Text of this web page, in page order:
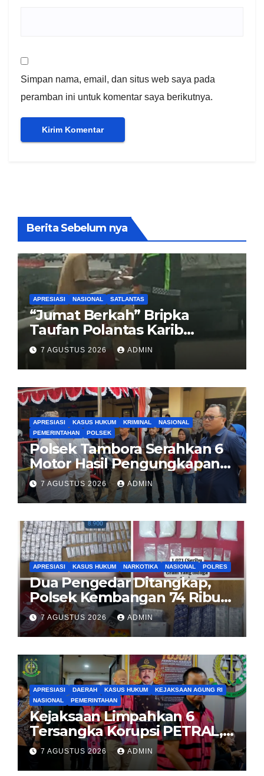
Simpan nama, email, dan situs web saya pada
peramban ini untuk komentar saya berikutnya.
Berita Sebelum nya
APRESIASI NASIONAL SATLANTAS
“Jumat Berkah” Bripka
Taufan Polantas Karib
Bagikan Nasi Kotak untuk
Sopir Truk yang Mogok di KM
00 Pondok Aren
7 AGUSTUS 2026 ADMIN
APRESIASI KASUS HUKUM KRIMINAL
NASIONAL
PEMERINTAHAN
POLSEK
Polsek Tambora Serahkan 6
Motor Hasil Pengungkapan
Kasus Curanmor Kepada
Pemilik Yang sah
7 AGUSTUS 2026 ADMIN
APRESIASI KASUS HUKUM NARKOTIKA NASIONAL POLRES
Dua Pengedar Ditangkap,
Polsek Kembangan 74 Ribu
Obat Keras, Sabu Hingga
Puluhan Vape Etomidate
Diamankan
7 AGUSTUS 2026 ADMIN
APRESIASI DAERAH KASUS HUKUM
KEJAKSAAN AGUNG RI
NASIONAL
PEMERINTAHAN
Kejaksaan Limpahkan 6
Tersangka Korupsi PETRAL,
PES dan ISC ke PN Tipikor
Jakarta Pusat
7 AGUSTUS 2026 ADMIN